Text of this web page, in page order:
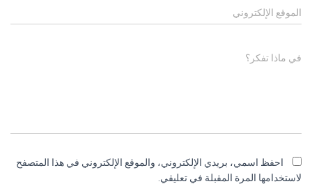
الموقع الإلكتروني
في ماذا تفكر؟
احفظ اسمي، بريدي الإلكتروني، والموقع الإلكتروني في هذا المتصفح
لاستخدامها المرة المقبلة في تعليقي.